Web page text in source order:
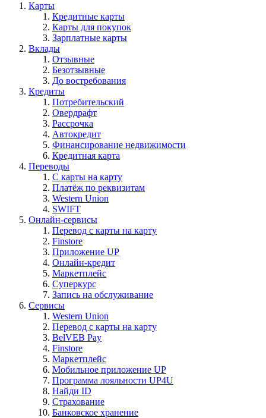
Карты
Кредитные карты
Карты для покупок
Зарплатные карты
Вклады
Отзывные
Безотзывные
До востребования
Кредиты
Потребительский
Овердрафт
Рассрочка
Автокредит
Финансирование недвижимости
Кредитная карта
Переводы
С карты на карту
Платёж по реквизитам
Western Union
SWIFT
Онлайн-сервисы
Перевод с карты на карту
Finstore
Приложение UP
Онлайн-кредит
Маркетплейс
Суперкурс
Запись на обслуживание
Сервисы
Western Union
Перевод с карты на карту
BelVEB Pay
Finstore
Маркетплейс
Мобильное приложение UP
Программа лояльности UP4U
Найди ID
Страхование
Банковское хранение